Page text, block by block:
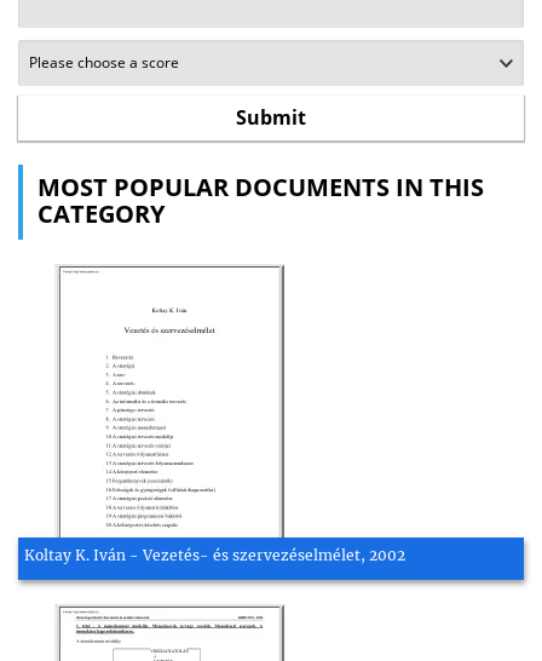
MOST POPULAR DOCUMENTS IN THIS
CATEGORY
Koltay K. Iván - Vezetés- és szervezéselmélet, 2002